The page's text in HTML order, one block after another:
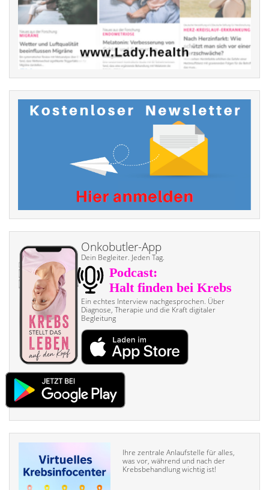
Onkobutler-App
Dein Begleiter. Jeden Tag.
Ein echtes Interview nach­gesprochen. Über
Diagnose, Therapie und die Kraft digitaler
Begleitung
Ihre zentrale Anlaufstelle für alles,
was vor, während und nach der
Krebsbehandlung wichtig ist!